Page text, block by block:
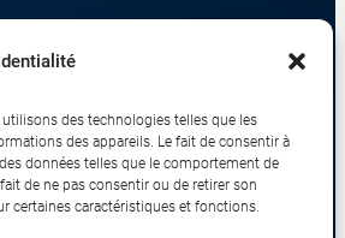
des technologies telles que les
des appareils. Le fait de consentir à
données telles que le comportement de
de ne pas consentir ou de retirer son
certaines caractéristiques et fonctions.